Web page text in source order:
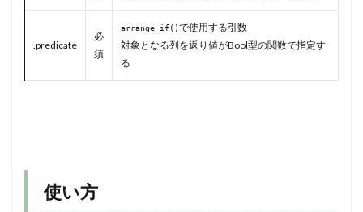
.predicate
必
須
arrange_if()で使用する引数
対象となる列を返り値がBool型の関数で指定す
る
使い方